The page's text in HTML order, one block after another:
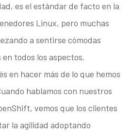
es el estándar de facto en la
Linux, pero muchas
a sentirse cómodas
todos los aspectos.
en hacer más de lo que hemos
hablamos con nuestros
vemos que los clientes
la agilidad adoptando